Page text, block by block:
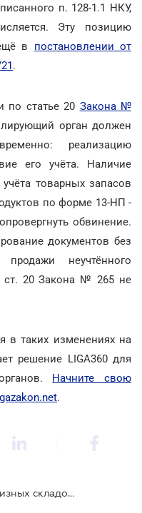
п. 128-1.1 НКУ,
Эту позицию
в постановлении от
.
по статье 20 Закона №
орган должен
реализацию
его учёта. Наличие
товарных запасов
по форме 13-НП -
обвинение.
документов без
продажи неучтённого
ст. 20 Закона № 265 не
в таких изменениях на
решение LIGA360 для
Начните свою
.
ВС защитил распорядителей акцизных складов от штрафов за просрочку регистрации оборудования